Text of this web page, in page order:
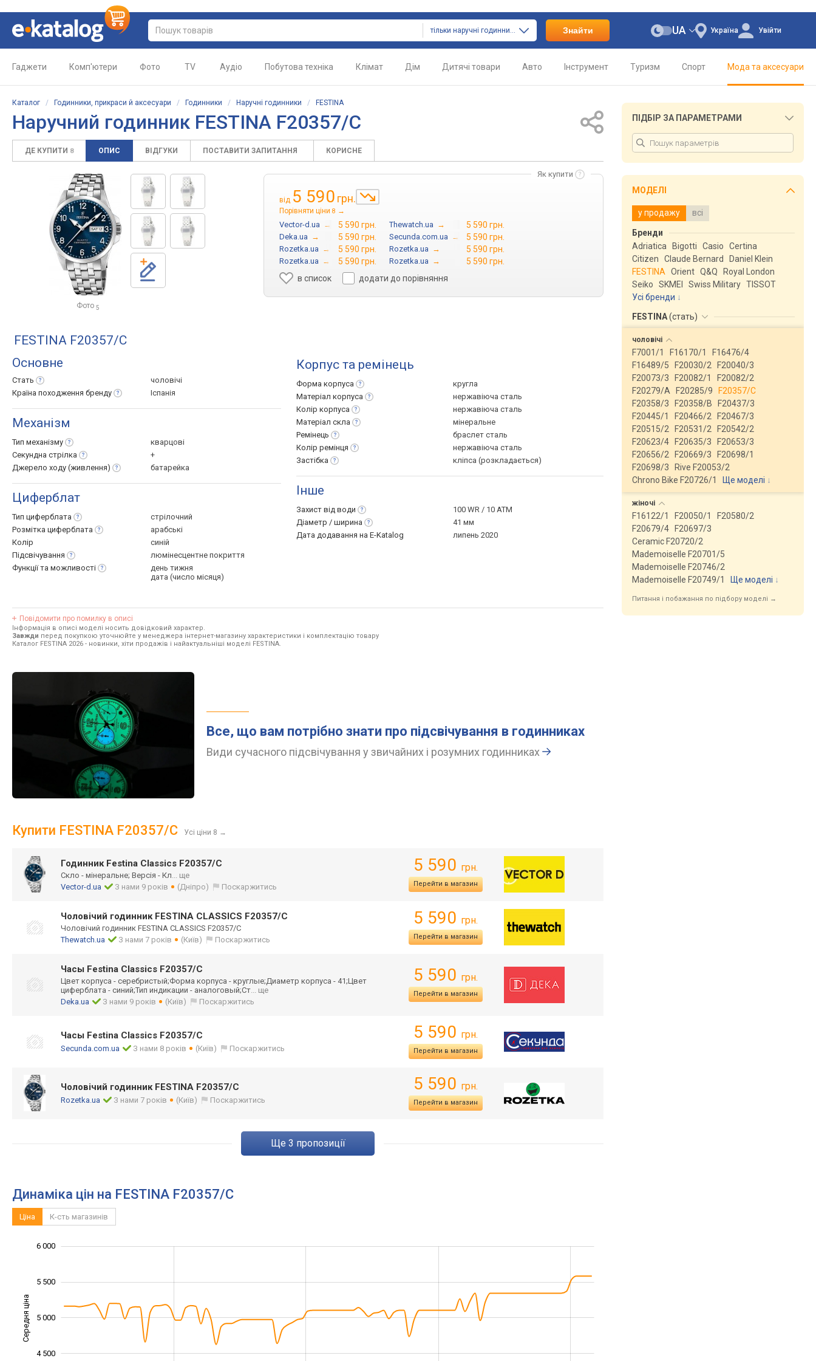
тільки наручні годинники Знайти Україна
UA Увійти
Гаджети Комп'ютери Фото TV Аудіо Побутова техніка Клімат Дім Дитячі товари Авто Інструмент Туризм Спорт Мода та аксесуари
Каталог / Годинники, прикраси й аксесуари / Годинники / Наручні годинники / FESTINA
Наручний годинник FESTINA F20357/C
ДЕ КУПИТИ 8 ОПИС ВІДГУКИ ПОСТАВИТИ ЗАПИТАННЯ КОРИСНЕ
Фото 5
Як купити
від 5 590 грн.
Порівняти ціни 8 →
Vector-d.ua → 5 590 грн. Thewatch.ua → 5 590 грн.
Deka.ua → 5 590 грн. Secunda.com.ua → 5 590 грн.
Rozetka.ua → 5 590 грн. Rozetka.ua → 5 590 грн.
Rozetka.ua → 5 590 грн. Rozetka.ua →
5 590 грн.
в список
додати до порівняння
FESTINA F20357/C
Основне
Стать
чоловічі
Країна походження бренду Іспанія
Механізм
Тип механізму
кварцові
Секундна стрілка
+
Джерело ходу (живлення) батарейка
Циферблат
Тип циферблата
стрілочний
Розмітка циферблата
арабські
Колір
синій
Підсвічування
люмінесцентне покриття
Функції та можливості
день тижня
дата (число місяця)
Корпус та ремінець
Форма корпуса
кругла
Матеріал корпуса
нержавіюча сталь
Колір корпуса
нержавіюча сталь
Матеріал скла
мінеральне
Ремінець
браслет сталь
Колір ремінця
нержавіюча сталь
Застібка
кліпса (розкладається)
Інше
Захист від води
100 WR / 10 ATM
Діаметр / ширина
41 мм
Дата додавання на E-Katalog
липень 2020
Повідомити про помилку в описі
Інформація в описі моделі носить довідковий характер.
Завжди перед покупкою уточнюйте у менеджера інтернет-магазину характеристики і комплектацію товару
Каталог FESTINA 2026 - новинки, хіти продажів і найактуальніші моделі FESTINA.
Все, що вам потрібно знати про підсвічування в годинниках
Види сучасного підсвічування у звичайних і розумних годинниках
Купити FESTINA F20357/C Усі ціни 8 →
Годинник Festina Classics F20357/C
Скло - мінеральне; Версія - Кл... ще
Vector-d.ua
З нами 9 років (Дніпро) Поскаржитись
5 590 грн.
Перейти в магазин
Чоловічий годинник FESTINA CLASSICS F20357/C
Чоловічий годинник FESTINA CLASSICS F20357/C
Thewatch.ua
З нами 7 років (Київ) Поскаржитись
5 590 грн.
Перейти в магазин
Часы Festina Classics F20357/C
Цвет корпуса - серебристый;Форма корпуса - круглые;Диаметр корпуса - 41;Цвет
циферблата - синий;Тип индикации - аналоговый;Ст... ще
Deka.ua
З нами 9 років (Київ) Поскаржитись
5 590 грн.
Перейти в магазин
Часы Festina Classics F20357/C
Secunda.com.ua З нами 8 років (Київ) Поскаржитись
5 590 грн.
Перейти в магазин
Чоловічий годинник FESTINA F20357/C
Rozetka.ua З нами 7 років (Київ) Поскаржитись
5 590 грн.
Перейти в магазин
ще 3 пропозиції
Динаміка цін на FESTINA F20357/C
Ціна К-сть магазинів
Середня ціна 4 000
4 500
5 000
5 500
6 000
ПІДБІР ЗА ПАРАМЕТРАМИ
МОДЕЛІ
у продажу всі
Бренди
Adriatica
Bigotti Casio
Certina
Citizen
Claude Bernard
Daniel Klein
FESTINA
Orient Q&Q
Royal London
Seiko
SKMEI Swiss Military TISSOT
Усі бренди
FESTINA(стать)
чоловічі
F7001/1 F16170/1
F16476/4
F16489/5
F20030/2
F20040/3
F20073/3
F20082/1
F20082/2
F20279/A
F20285/9
F20357/C
F20358/3
F20358/B
F20437/3
F20445/1
F20466/2
F20467/3
F20515/2
F20531/2
F20542/2
F20623/4
F20635/3
F20653/3
F20656/2
F20669/3
F20698/1
F20698/3
Rive F20053/2
Chrono Bike F20726/1
Ще моделі ↓
жіночі
F16122/1 F20050/1
F20580/2
F20679/4
F20697/3
Ceramic F20720/2
Mademoiselle F20701/5
Mademoiselle F20746/2
Mademoiselle F20749/1
Ще моделі ↓
Питання і побажання по підбору моделі →